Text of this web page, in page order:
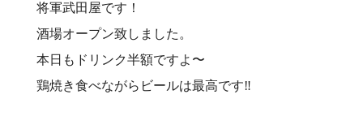
将軍武田屋です！
酒場オープン致しました。
本日もドリンク半額ですよ〜
鶏焼き食べながらビールは最高です‼️